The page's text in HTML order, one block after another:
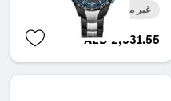
غير متوفر حاليا
AED 2,531.55